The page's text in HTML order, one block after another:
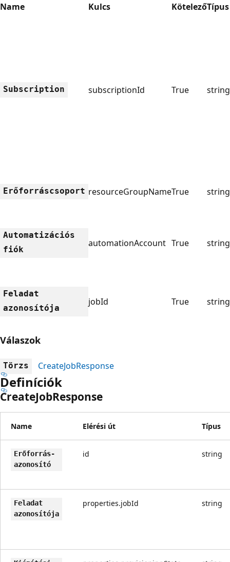
Name Kulcs KötelezőTípus
Subscription subscriptionId True string
Erőforráscsoport resourceGroupNameTrue string
Automatizációs
fiók
automationAccount True string
Feladat
azonosítója
jobId True string
Válaszok
Törzs CreateJobResponse
Definíciók
CreateJobResponse
Name Elérési út Típus
Erőforrás-
azonosító
id string
Feladat
azonosítója
properties.jobId string